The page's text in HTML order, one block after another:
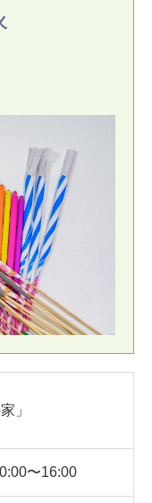
」
〜16:00